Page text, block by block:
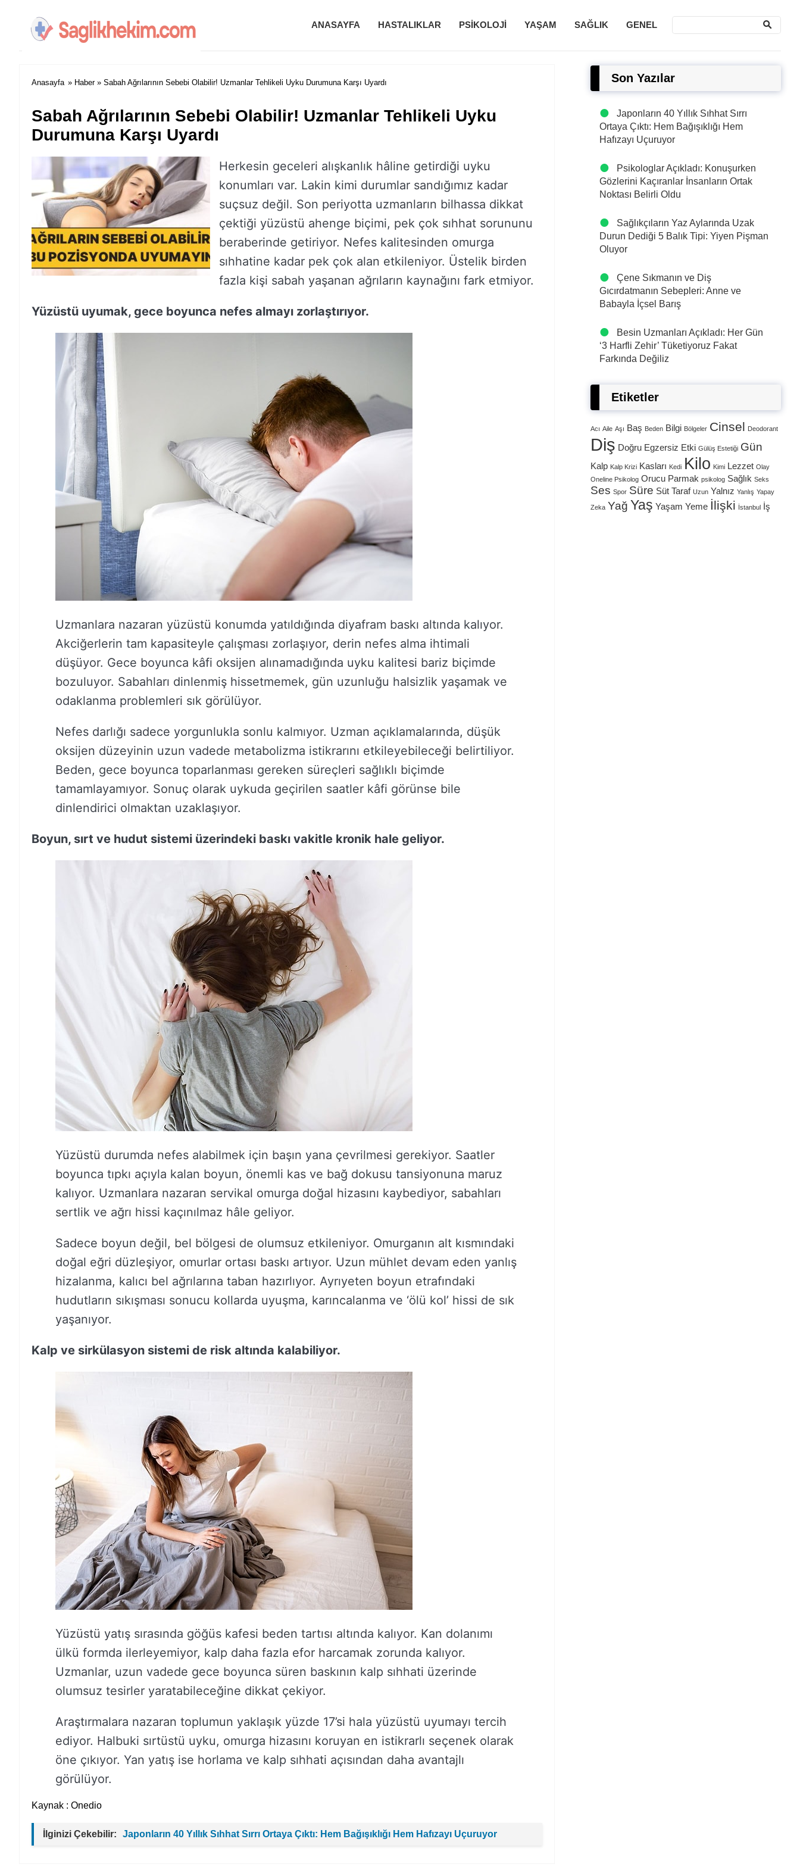
ANASAYFA HASTALIKLAR PSIKOLOJI YAŞAM SAĞLIK GENEL
Anasayfa » Haber» Sabah Ağrılarının Sebebi Olabilir! Uzmanlar Tehlikeli Uyku Durumuna Karşı Uyardı
Sabah Ağrılarının Sebebi Olabilir! Uzmanlar Tehlikeli Uyku
Durumuna Karşı Uyardı
Herkesin geceleri alışkanlık hâline getirdiği uyku
konumları var. Lakin kimi durumlar sandığımız kadar
suçsuz değil. Son periyotta uzmanların bilhassa dikkat
çektiği yüzüstü ahenge biçimi, pek çok sıhhat sorununu
beraberinde getiriyor. Nefes kalitesinden omurga
sıhhatine kadar pek çok alan etkileniyor. Üstelik birden
fazla kişi sabah yaşanan ağrıların kaynağını fark etmiyor.
Yüzüstü uyumak, gece boyunca nefes almayı zorlaştırıyor.
Uzmanlara nazaran yüzüstü konumda yatıldığında diyafram baskı altında kalıyor.
Akciğerlerin tam kapasiteyle çalışması zorlaşıyor, derin nefes alma ihtimali
düşüyor. Gece boyunca kâfi oksijen alınamadığında uyku kalitesi bariz biçimde
bozuluyor. Sabahları dinlenmiş hissetmemek, gün uzunluğu halsizlik yaşamak ve
odaklanma problemleri sık görülüyor.
Nefes darlığı sadece yorgunlukla sonlu kalmıyor. Uzman açıklamalarında, düşük
oksijen düzeyinin uzun vadede metabolizma istikrarını etkileyebileceği belirtiliyor.
Beden, gece boyunca toparlanması gereken süreçleri sağlıklı biçimde
tamamlayamıyor. Sonuç olarak uykuda geçirilen saatler kâfi görünse bile
dinlendirici olmaktan uzaklaşıyor.
Boyun, sırt ve hudut sistemi üzerindeki baskı vakitle kronik hale geliyor.
Yüzüstü durumda nefes alabilmek için başın yana çevrilmesi gerekiyor. Saatler
boyunca tıpkı açıyla kalan boyun, önemli kas ve bağ dokusu tansiyonuna maruz
kalıyor. Uzmanlara nazaran servikal omurga doğal hizasını kaybediyor, sabahları
sertlik ve ağrı hissi kaçınılmaz hâle geliyor.
Sadece boyun değil, bel bölgesi de olumsuz etkileniyor. Omurganın alt kısmındaki
doğal eğri düzleşiyor, omurlar ortası baskı artıyor. Uzun mühlet devam eden yanlış
hizalanma, kalıcı bel ağrılarına taban hazırlıyor. Ayrıyeten boyun etrafındaki
hudutların sıkışması sonucu kollarda uyuşma, karıncalanma ve ‘ölü kol’ hissi de sık
yaşanıyor.
Kalp ve sirkülasyon sistemi de risk altında kalabiliyor.
Yüzüstü yatış sırasında göğüs kafesi beden tartısı altında kalıyor. Kan dolanımı
ülkü formda ilerleyemiyor, kalp daha fazla efor harcamak zorunda kalıyor.
Uzmanlar, uzun vadede gece boyunca süren baskının kalp sıhhati üzerinde
olumsuz tesirler yaratabileceğine dikkat çekiyor.
Araştırmalara nazaran toplumun yaklaşık yüzde 17’si hala yüzüstü uyumayı tercih
ediyor. Halbuki sırtüstü uyku, omurga hizasını koruyan en istikrarlı seçenek olarak
öne çıkıyor. Yan yatış ise horlama ve kalp sıhhati açısından daha avantajlı
görülüyor.
Kaynak : Onedio
İlginizi Çekebilir: Japonların 40 Yıllık Sıhhat Sırrı Ortaya Çıktı: Hem Bağışıklığı Hem Hafızayı Uçuruyor
Son Yazılar
Japonların 40 Yıllık Sıhhat Sırrı
Ortaya Çıktı: Hem Bağışıklığı Hem
Hafızayı Uçuruyor
Psikologlar Açıkladı: Konuşurken
Gözlerini Kaçıranlar İnsanların Ortak
Noktası Belirli Oldu
Sağlıkçıların Yaz Aylarında Uzak
Durun Dediği 5 Balık Tipi: Yiyen Pişman
Oluyor
Çene Sıkmanın ve Diş
Gıcırdatmanın Sebepleri: Anne ve
Babayla İçsel Barış
Besin Uzmanları Açıkladı: Her Gün
‘3 Harfli Zehir’ Tüketiyoruz Fakat
Farkında Değiliz
Etiketler
Acı Aile Aşı Baş Beden Bilgi Bölgeler Cinsel Deodorant
Diş Doğru Egzersiz Etki Gülüş Estetiği Gün
Kalp Kalp Krizi Kasları Kedi Kilo Kimi Lezzet Olay
Oneline Psikolog Orucu Parmak psikolog Sağlık Seks
Ses Spor Süre Süt Taraf Uzun Yalnız Yanlış Yapay
Zeka Yağ Yaş Yaşam Yeme İlişki İstanbul İş